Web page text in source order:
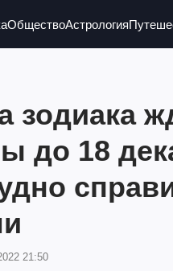
ОбществоАстрология
зодиака
до 18
21:50